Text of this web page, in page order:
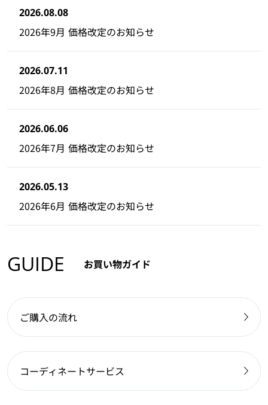
2026.08.08
2026年9月 価格改定のお知らせ
2026.07.11
2026年8月 価格改定のお知らせ
2026.06.06
2026年7月 価格改定のお知らせ
2026.05.13
2026年6月 価格改定のお知らせ
GUIDE お買い物ガイド
ご購入の流れ
コーディネートサービス